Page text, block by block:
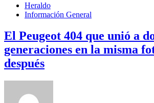
Heraldo
Información General
El Peugeot 404 que unió a
generaciones en la misma
después